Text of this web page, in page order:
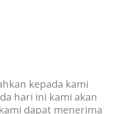
kepada kami
hari ini kami akan
dapat menerima